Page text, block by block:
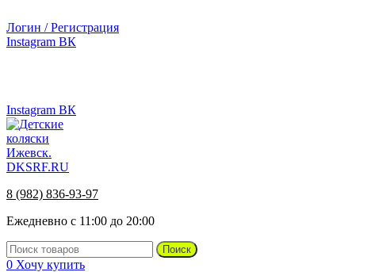
Логин / Регистрация
Instagram ВК
Instagram ВК
8 (982) 836-93-97
Ежедневно с 11:00 до 20:00
Поиск
0 Хочу купить